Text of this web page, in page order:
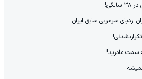
ردپای سرمربی سابق ایران
سمت مادرید!